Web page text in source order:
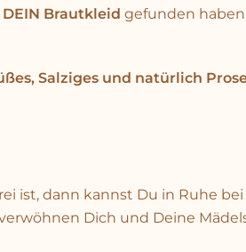
DEIN Brautkleid gefunden
Salziges und natürlich
ist, dann kannst Du in Ruhe
Dich und Deine